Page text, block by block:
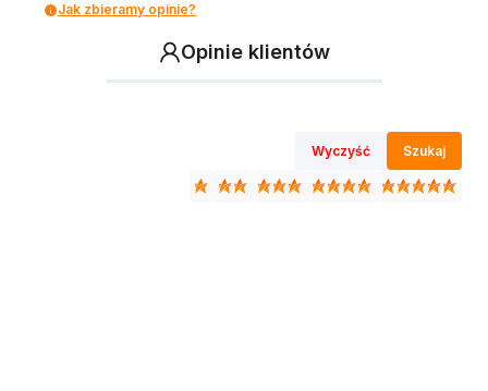
Jak zbieramy opinie?
Opinie klientów
Wyczyść Szukaj